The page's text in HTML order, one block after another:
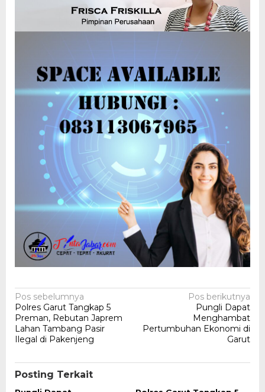
Navigasi
pos
Pos sebelumnya
Polres Garut Tangkap 5
Preman, Rebutan Japrem
Lahan Tambang Pasir
Ilegal di Pakenjeng
Pos berikutnya
Pungli Dapat
Menghambat
Pertumbuhan Ekonomi di
Garut
Posting Terkait